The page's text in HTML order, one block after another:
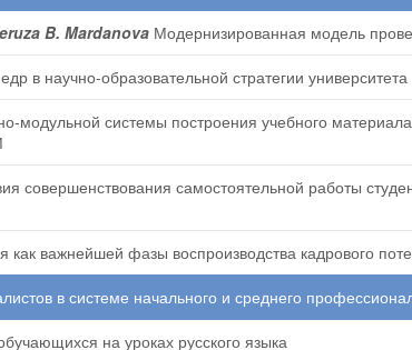
B. Mardanova Модернизированная модель
в научно-образовательной стратегии университета
модульной системы построения учебного
совершенствования самостоятельной работы
важнейшей фазы воспроизводства кадрового
в системе начального и среднего
на уроках русского языка